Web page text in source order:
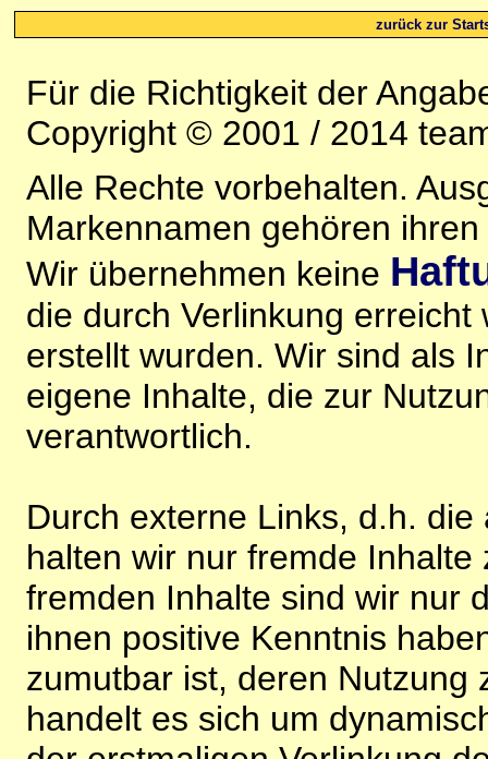
zurück zur
Für die Richtigkeit der
Copyright © 2001 / 2014
Alle Rechte vorbehalten.
Markennamen gehören
Wir übernehmen keine
die durch Verlinkung
erstellt wurden. Wir sind als
eigene Inhalte, die zur
verantwortlich.
Durch externe Links, d.h.
halten wir nur fremde
fremden Inhalte sind wir nur
ihnen positive Kenntnis
zumutbar ist, deren Nutzung
handelt es sich um